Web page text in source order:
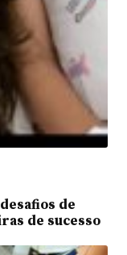
de
de sucesso